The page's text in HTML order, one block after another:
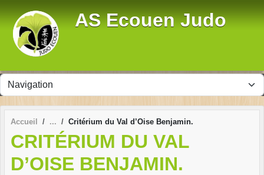
AS Ecouen Judo
Accueil Critérium du Val d’Oise Benjamin.
CRITÉRIUM DU VAL
D’OISE BENJAMIN.